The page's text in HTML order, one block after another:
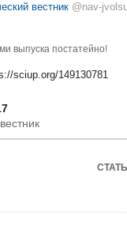
вестник @nav-
выпуска постатейно!
sciup.org/149130781